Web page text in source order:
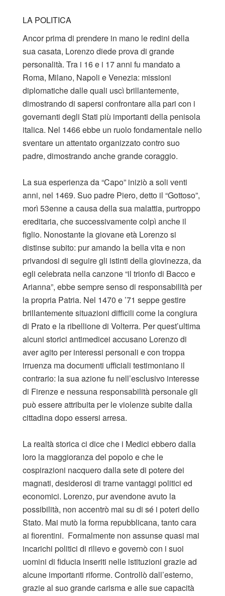
LA POLITICA
Ancor prima di prendere in mano le redini della
sua casata, Lorenzo diede prova di grande
personalità. Tra i 16 e i 17 anni fu mandato a
Roma, Milano, Napoli e Venezia: missioni
diplomatiche dalle quali uscì brillantemente,
dimostrando di sapersi confrontare alla pari con i
governanti degli Stati più importanti della penisola
italica. Nel 1466 ebbe un ruolo fondamentale nello
sventare un attentato organizzato contro suo
padre, dimostrando anche grande coraggio.
La sua esperienza da “Capo” iniziò a soli venti
anni, nel 1469. Suo padre Piero, detto il “Gottoso”,
morì 53enne a causa della sua malattia, purtroppo
ereditaria, che successivamente colpì anche il
figlio. Nonostante la giovane età Lorenzo si
distinse subito: pur amando la bella vita e non
privandosi di seguire gli istinti della giovinezza, da
egli celebrata nella canzone “il trionfo di Bacco e
Arianna”, ebbe sempre senso di responsabilità per
la propria Patria. Nel 1470 e ’71 seppe gestire
brillantemente situazioni difficili come la congiura
di Prato e la ribellione di Volterra. Per quest’ultima
alcuni storici antimedicei accusano Lorenzo di
aver agito per interessi personali e con troppa
irruenza ma documenti ufficiali testimoniano il
contrario: la sua azione fu nell’esclusivo interesse
di Firenze e nessuna responsabilità personale gli
può essere attribuita per le violenze subite dalla
cittadina dopo essersi arresa.
La realtà storica ci dice che i Medici ebbero dalla
loro la maggioranza del popolo e che le
cospirazioni nacquero dalla sete di potere dei
magnati, desiderosi di trarne vantaggi politici ed
economici. Lorenzo, pur avendone avuto la
possibilità, non accentrò mai su di sé i poteri dello
Stato. Mai mutò la forma repubblicana, tanto cara
ai fiorentini. Formalmente non assunse quasi mai
incarichi politici di rilievo e governò con i suoi
uomini di fiducia inseriti nelle istituzioni grazie ad
alcune importanti riforme. Controllò dall’esterno,
grazie al suo grande carisma e alle sue capacità